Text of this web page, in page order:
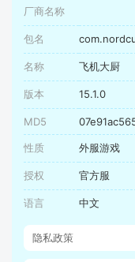
厂商名称
包名
名称 飞机大厨
版本 15.1.0
MD5
性质 外服游戏
授权 官方服
语言 中文
隐私政策